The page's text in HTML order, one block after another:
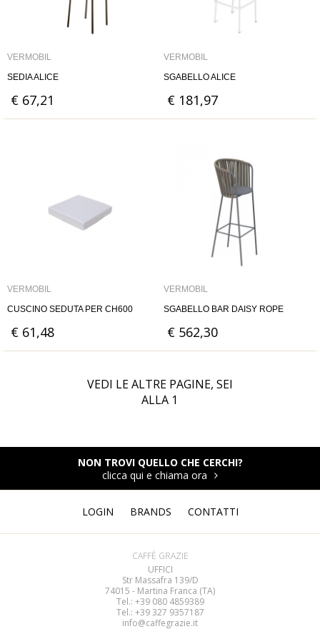
VERMOBIL
SEDIA ALICE
€ 67,21
VERMOBIL
SGABELLO ALICE
€ 181,97
VERMOBIL
CUSCINO SEDUTA PER CH600
€ 61,48
VERMOBIL
SGABELLO BAR DAISY ROPE
€ 562,30
VEDI LE ALTRE PAGINE, SEI
ALLA 1
NON TROVI QUELLO CHE CERCHI?
clicca qui e chiama ora
LOGIN BRANDS CONTATTI
CAFFÈ GRAZIE
UFFICI
Str Massafra 139/D
74015 - Martina Franca (TA)
Tel.: +39 0804859389
Tel.: +39 327 9357187
info@caffegrazie.it